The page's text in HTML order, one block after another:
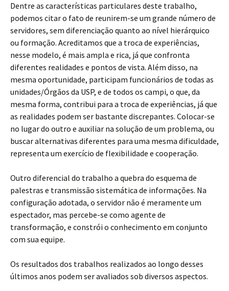
Dentre as características particulares deste trabalho,
podemos citar o fato de reunirem-se um grande número de
servidores, sem diferenciação quanto ao nível hierárquico
ou formação. Acreditamos que a troca de experiências,
nesse modelo, é mais ampla e rica, já que confronta
diferentes realidades e pontos de vista. Além disso, na
mesma oportunidade, participam funcionários de todas as
unidades/Órgãos da USP, e de todos os campi, o que, da
mesma forma, contribui para a troca de experiências, já que
as realidades podem ser bastante discrepantes. Colocar-se
no lugar do outro e auxiliar na solução de um problema, ou
buscar alternativas diferentes para uma mesma dificuldade,
representa um exercício de flexibilidade e cooperação.
Outro diferencial do trabalho a quebra do esquema de
palestras e transmissão sistemática de informações. Na
configuração adotada, o servidor não é meramente um
espectador, mas percebe-se como agente de
transformação, e constrói o conhecimento em conjunto
com sua equipe.
Os resultados dos trabalhos realizados ao longo desses
últimos anos podem ser avaliados sob diversos aspectos.